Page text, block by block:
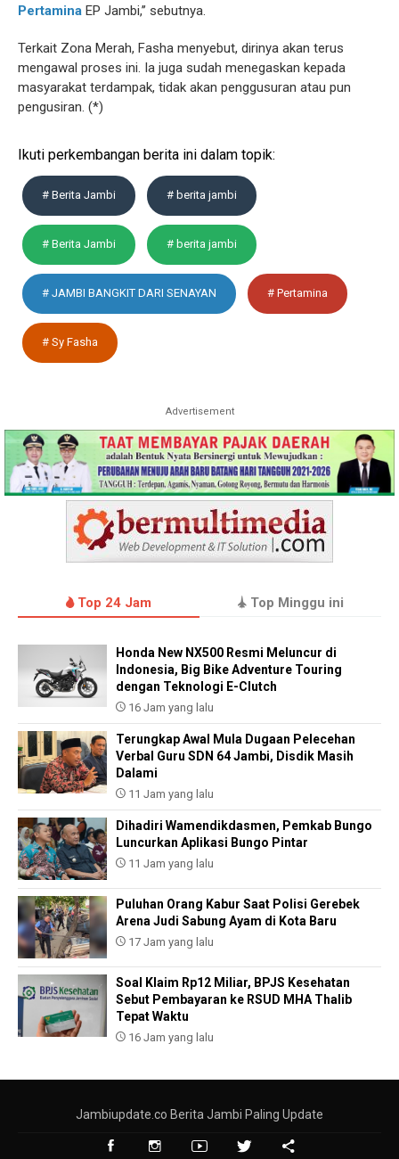
Pertamina EP Jambi,’’ sebutnya.
Terkait Zona Merah, Fasha menyebut, dirinya akan terus
mengawal proses ini. Ia juga sudah menegaskan kepada
masyarakat terdampak, tidak akan penggusuran atau pun
pengusiran. (*)
Ikuti perkembangan berita ini dalam topik:
# Berita Jambi # berita jambi
# Berita Jambi # berita jambi
# JAMBI BANGKIT DARI SENAYAN # Pertamina
# Sy Fasha
Advertisement
Top 24 Jam Top Minggu ini
Honda New NX500 Resmi Meluncur di
Indonesia, Big Bike Adventure Touring
dengan Teknologi E-Clutch
16 Jam yang lalu
Terungkap Awal Mula Dugaan Pelecehan
Verbal Guru SDN 64 Jambi, Disdik Masih
Dalami
11 Jam yang lalu
Dihadiri Wamendikdasmen, Pemkab Bungo
Luncurkan Aplikasi Bungo Pintar
11 Jam yang lalu
Puluhan Orang Kabur Saat Polisi Gerebek
Arena Judi Sabung Ayam di Kota Baru
17 Jam yang lalu
Soal Klaim Rp12 Miliar, BPJS Kesehatan
Sebut Pembayaran ke RSUD MHA Thalib
Tepat Waktu
16 Jam yang lalu
Jambiupdate.co Berita Jambi Paling Update